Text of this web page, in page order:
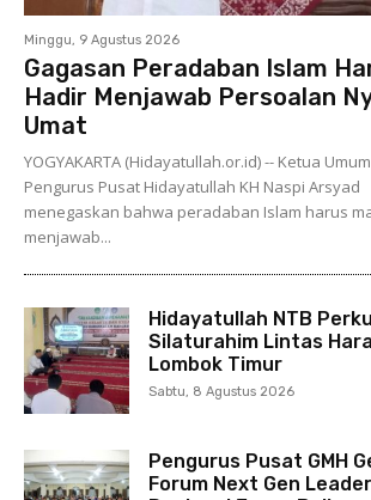
Minggu, 9 Agustus 2026
Gagasan Peradaban Islam
Hadir Menjawab Persoalan
Umat
YOGYAKARTA (Hidayatullah.or.id) -- Ketua
Pengurus Pusat Hidayatullah KH Naspi Arsyad
menegaskan bahwa peradaban Islam harus
menjawab...
Hidayatullah NTB
Silaturahim Lintas
Lombok Timur
Sabtu, 8 Agustus 2026
Pengurus Pusat GMH
Forum Next Gen